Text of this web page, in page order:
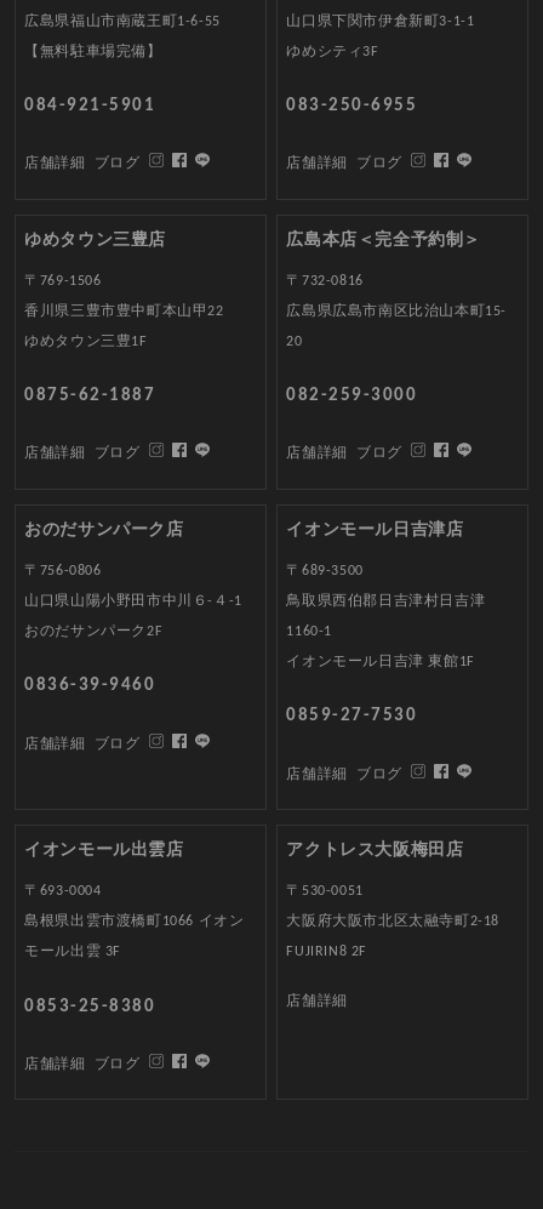
広島県福山市南蔵王町1-6-55
【無料駐車場完備】
084-921-5901
店舗詳細 ブログ
山口県下関市伊倉新町3-1-1
ゆめシティ3F
083-250-6955
店舗詳細 ブログ
ゆめタウン三豊店
〒769-1506
香川県三豊市豊中町本山甲22
ゆめタウン三豊1F
0875-62-1887
店舗詳細 ブログ
広島本店＜完全予約制＞
〒732-0816
広島県広島市南区比治山本町15-
20
082-259-3000
店舗詳細 ブログ
おのだサンパーク店
〒756-0806
山口県山陽小野田市中川６-４-1
おのだサンパーク2F
0836-39-9460
店舗詳細 ブログ
イオンモール日吉津店
〒689-3500
鳥取県西伯郡日吉津村日吉津
1160-1
イオンモール日吉津 東館1F
0859-27-7530
店舗詳細 ブログ
イオンモール出雲店
〒693-0004
島根県出雲市渡橋町1066 イオン
モール出雲 3F
0853-25-8380
店舗詳細 ブログ
アクトレス大阪梅田店
〒530-0051
大阪府大阪市北区太融寺町2-18
FUJIRIN8 2F
店舗詳細